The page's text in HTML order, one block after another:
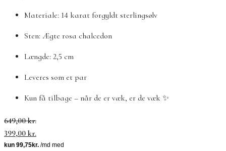
Materiale: 14 karat forgyldt sterlingsølv
Sten: Ægte rosa chalcedon
Længde: 2,5 cm
Leveres som et par
Kun få tilbage – når de er væk, er de væk ✨
649,00kr.
Den
oprindelige
pris
399,00 kr.
Den
aktuelle
pris